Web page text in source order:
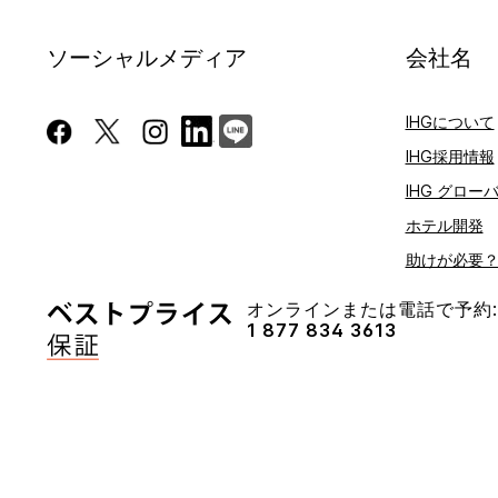
ソーシャルメディア 会社名
IHGについて
IHG採用情報
IHG グロー
ホテル開発
助けが必要？
オンラインまたは電話で予約:
1 877 834 3613